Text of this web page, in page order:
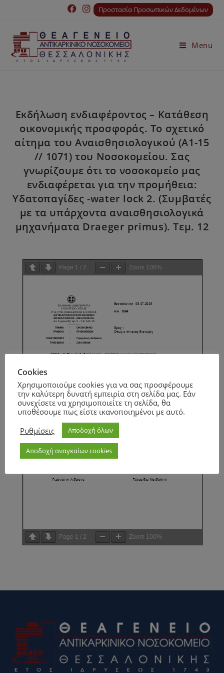
Προστασία Προσωπικών Δεδομένων
Menu
Εκδήλωση ενδιαφέροντος – Κατάθεση
οικονομικής προσφοράς. Το σχετικό
αίτημα του Αναισθησιολογικού (Α1-15
// 1071) του Νοσοκομείου. Σας
γνωρίζουμε ότι το νοσοκομείο μας
ενδιαφέρεται για την προμήθεια:
Υδατοπαγίδες -water lock 2. (Συμβατές
με τα υπάρχοντα αναισθησιολογικά
μηχανήματα Draeger primus). Τεμ. 12
Page 1 / 2 Zoom 100%
Page 1 / 2 Zoom 100%
Cookies
Χρησιμοποιούμε cookies για να σας προσφέρουμε
την καλύτερη δυνατή εμπειρία στη σελίδα μας. Εάν
συνεχίσετε να χρησιμοποιείτε τη σελίδα, θα
υποθέσουμε πως είστε ικανοποιημένοι με αυτό.
Ρυθμίσεις
Αποδοχή όλων
Αποδοχή αναγκαίων cookies